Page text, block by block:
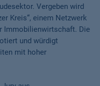
Vergeben wird
Kreis“, einem Netzwerk
Immobilienwirtschaft. Die
und würdigt
mit hoher